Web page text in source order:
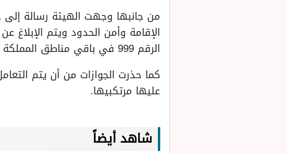
من جانبها وجهت الهيئة رسالة إلى
الرقم 999 في باقي مناطق المملكة العربية السعودية.
كما حذرت الجوازات من أن يتم
عليها مرتكبيها.
شاهد أيضاً